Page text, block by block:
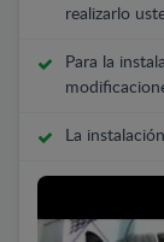
realizarlo
Para la
La